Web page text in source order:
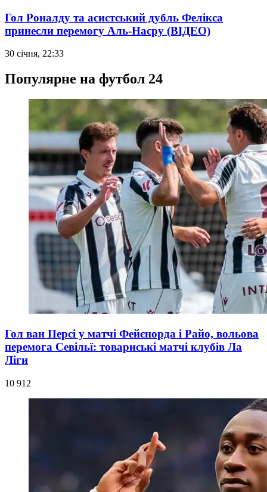
Гол Роналду та асистський дубль Фелікса
принесли перемогу Аль-Насру (ВІДЕО)
30 січня, 22:33
Популярне на футбол 24
Гол ван Персі у матчі Фейєнорда і Райо, вольова
перемога Севільї: товариські матчі клубів Ла
Ліги
10 912